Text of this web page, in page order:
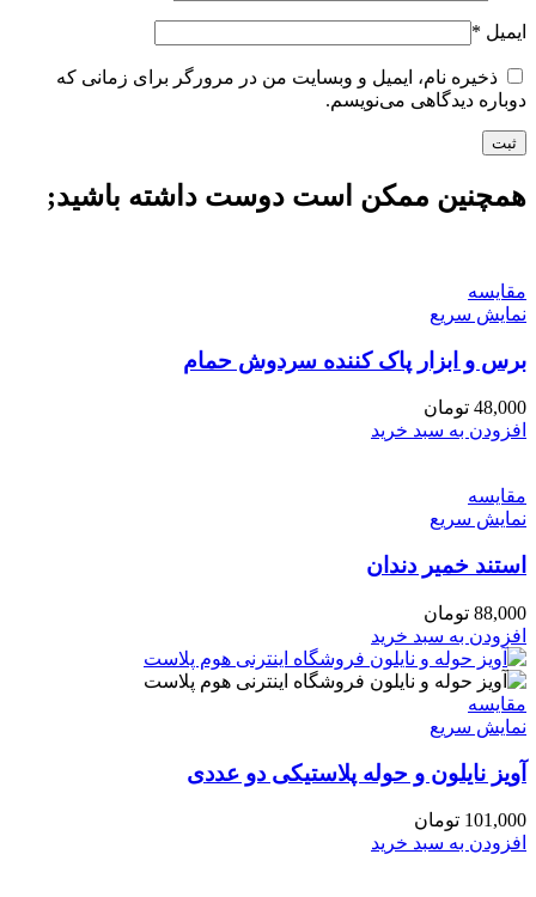
ایمیل *
ذخیره نام، ایمیل و وبسایت من در مرورگر برای زمانی که
دوباره دیدگاهی می‌نویسم.
همچنین ممکن است دوست داشته باشید;
مقايسه
نمایش سریع
برس و ابزار پاک کننده سردوش حمام
48,000 تومان
افزودن به سبد خرید
مقايسه
نمایش سریع
استند خمیر دندان
88,000 تومان
افزودن به سبد خرید
مقايسه
نمایش سریع
آویز نایلون و حوله پلاستیکی دو عددی
101,000 تومان
افزودن به سبد خرید